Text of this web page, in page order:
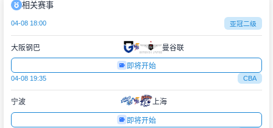
相关赛事
04-08 18:00 亚冠二级
大阪钢巴 曼谷联
即将开始
04-08 19:35 CBA
宁波 上海
即将开始